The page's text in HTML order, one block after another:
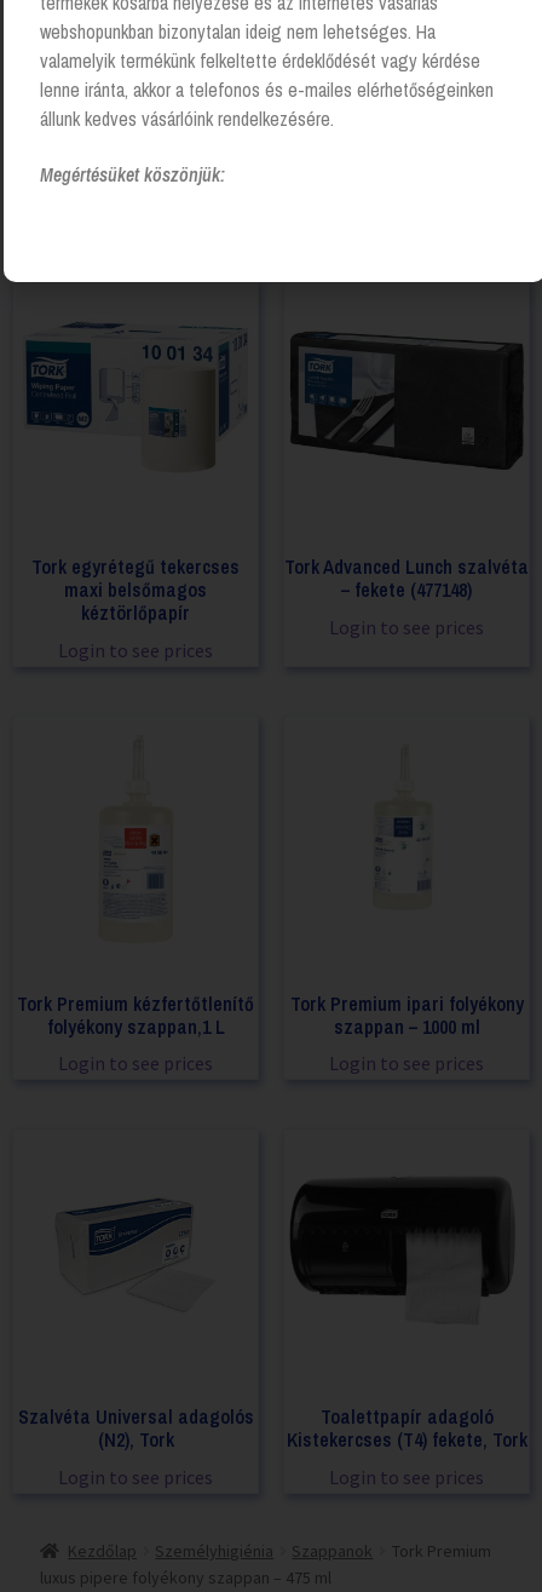
Tork egyrétegű tekercses
maxi belsőmagos
kéztörlőpapír
Login to see prices
Tork Advanced Lunch szalvéta
– fekete (477148)
Login to see prices
Tork Premium kézfertőtlenítő
folyékony szappan,1 L
Login to see prices
Tork Premium ipari folyékony
szappan – 1000 ml
Login to see prices
Szalvéta Universal adagolós
(N2), Tork
Login to see prices
Toalettpapír adagoló
Kistekercses (T4) fekete, Tork
Login to see prices
Kezdőlap Személyhigiénia Szappanok
Tork Premium
luxus pipere folyékony szappan – 475 ml
webshopunkban bizonytalan ideig nem lehetséges. Ha
valamelyik termékünk felkeltette érdeklődését vagy kérdése
lenne iránta, akkor a telefonos és e-mailes elérhetőségeinken
állunk kedves vásárlóink rendelkezésére.
Megértésüket köszönjük: